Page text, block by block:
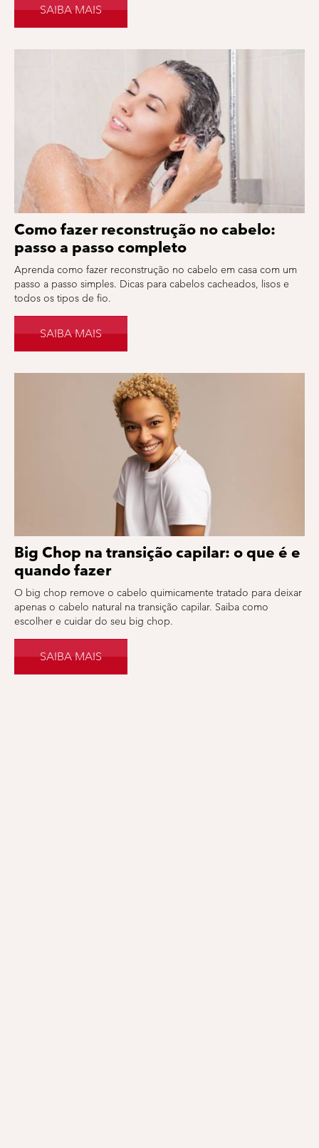
SAIBA MAIS
Como fazer reconstrução no cabelo:
passo a passo completo
Aprenda como fazer reconstrução no cabelo em casa com um
passo a passo simples. Dicas para cabelos cacheados, lisos e
todos os tipos de fio.
SAIBA MAIS
Big Chop na transição capilar: o que é e
quando fazer
O big chop remove o cabelo quimicamente tratado para deixar
apenas o cabelo natural na transição capilar. Saiba como
escolher e cuidar do seu big chop.
SAIBA MAIS